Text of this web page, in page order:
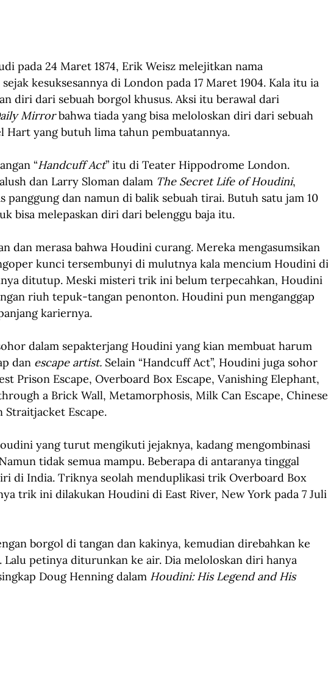
pada 24 Maret 1874, Erik Weisz melejitkan nama
kesuksesannya di London pada 17 Maret 1904. Kala itu ia
diri dari sebuah borgol khusus. Aksi itu berawal dari
Mirror bahwa tiada yang bisa meloloskan diri dari sebuah
Hart yang butuh lima tahun pembuatannya.
“Handcuff Act” itu di Teater Hippodrome London.
dan Larry Sloman dalam The Secret Life of Houdini,
panggung dan namun di balik sebuah tirai. Butuh satu jam 10
bisa melepaskan diri dari belenggu baja itu.
dan merasa bahwa Houdini curang. Mereka mengasumsikan
kunci tersembunyi di mulutnya kala mencium Houdini di
ditutup. Meski misteri trik ini belum terpecahkan, Houdini
riuh tepuk-tangan penonton. Houdini pun menganggap
kariernya.
dalam sepakterjang Houdini yang kian membuat harum
dan escape artist. Selain “Handcuff Act”, Houdini juga sohor
Prison Escape, Overboard Box Escape, Vanishing Elephant,
a Brick Wall, Metamorphosis, Milk Can Escape, Chinese
Escape.
yang turut mengikuti jejaknya, kadang mengombinasi
tidak semua mampu. Beberapa di antaranya tinggal
di India. Triknya seolah menduplikasi trik Overboard Box
trik ini dilakukan Houdini di East River, New York pada 7 Juli
borgol di tangan dan kakinya, kemudian direbahkan ke
Lalu petinya diturunkan ke air. Dia meloloskan diri hanya
Doug Henning dalam Houdini: His Legend and His